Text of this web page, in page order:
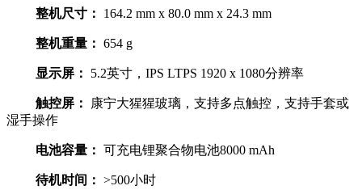
整机尺寸： 164.2 mm x 80.0 mm x 24.3 mm
整机重量： 654 g
显示屏： 5.2英寸，IPS LTPS 1920 x 1080分辨率
触控屏：
康宁大猩猩玻璃，支持多点触控，支持手套或
湿手操作
电池容量： 可充电锂聚合物电池8000 mAh
待机时间： >500小时